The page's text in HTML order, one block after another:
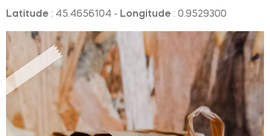
Latitude : 45.4656104 - Longitude : 0.9529300